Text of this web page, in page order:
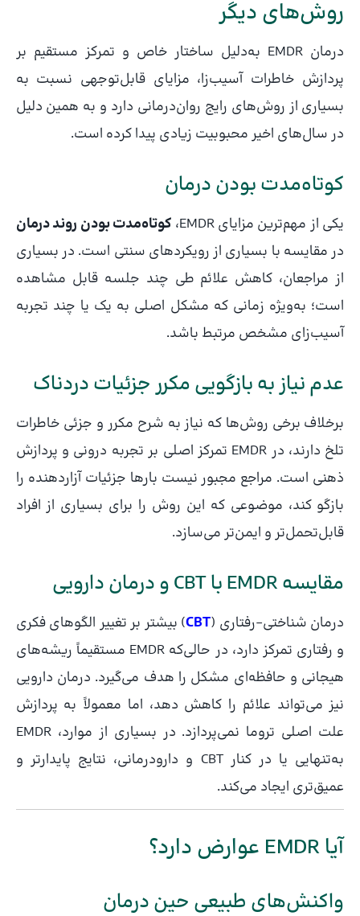
روش‌های دیگر
درمان EMDR به‌دلیل ساختار خاص و تمرکز مستقیم بر
پردازش خاطرات آسیب‌زا، مزایای قابل‌توجهی نسبت به
بسیاری از روش‌های رایج روان‌درمانی دارد و به همین دلیل
در سال‌های اخیر محبوبیت زیادی پیدا کرده است.
کوتاه‌مدت بودن درمان
یکی از مهم‌ترین مزایای EMDR،
کوتاه‌مدت بودن روند درمان
در مقایسه با بسیاری از رویکردهای سنتی است. در بسیاری
از مراجعان، کاهش علائم طی چند جلسه قابل مشاهده
است؛ به‌ویژه زمانی که مشکل اصلی به یک یا چند تجربه
آسیب‌زای مشخص مرتبط باشد.
عدم نیاز به بازگویی مکرر جزئیات دردناک
برخلاف برخی روش‌ها که نیاز به شرح مکرر و جزئی خاطرات
تلخ دارند، در EMDR تمرکز اصلی بر تجربه درونی و پردازش
ذهنی است. مراجع مجبور نیست بارها جزئیات آزاردهنده را
بازگو کند، موضوعی که این روش را برای بسیاری از افراد
قابل‌تحمل‌تر و ایمن‌تر می‌سازد.
مقایسه EMDR با CBT و درمان دارویی
درمان شناختی–رفتاری (CBT) بیشتر بر تغییر الگوهای فکری
و رفتاری تمرکز دارد، در حالی‌که EMDR مستقیماً ریشه‌های
هیجانی و حافظه‌ای مشکل را هدف می‌گیرد. درمان دارویی
نیز می‌تواند علائم را کاهش دهد، اما معمولاً به پردازش
علت اصلی تروما نمی‌پردازد. در بسیاری از موارد، EMDR
به‌تنهایی یا در کنار CBT و دارودرمانی، نتایج پایدارتر و
عمیق‌تری ایجاد می‌کند.
آیا EMDR عوارض دارد؟
واکنش‌های طبیعی حین درمان